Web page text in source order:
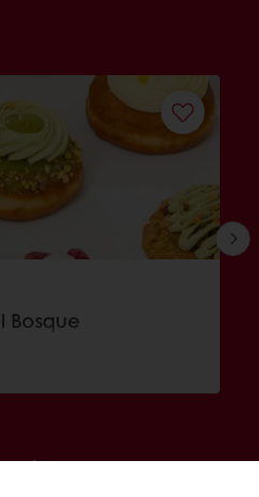
Bosque
línea disponible